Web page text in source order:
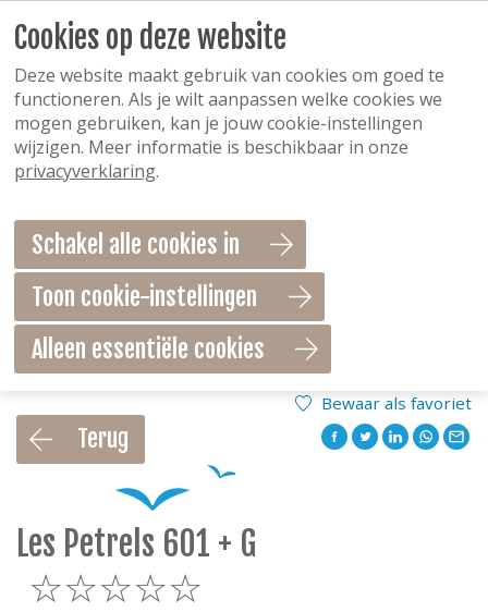
Bewaar als favoriet
Terug
Les Petrels 601 + G
Cookies op deze website
Deze website maakt gebruik van cookies om goed te
functioneren. Als je wilt aanpassen welke cookies we
mogen gebruiken, kan je jouw cookie-instellingen
wijzigen. Meer informatie is beschikbaar in onze
privacyverklaring.
Schakel alle cookies in
Toon cookie-instellingen
Alleen essentiële cookies